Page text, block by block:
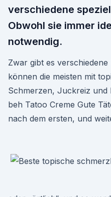
verschiedene
Obwohl sie immer
notwendig.
Zwar gibt es
können die meisten mit
Schmerzen, Juckreiz und
beh Tatoo Creme Gute
nach dem ersten, und